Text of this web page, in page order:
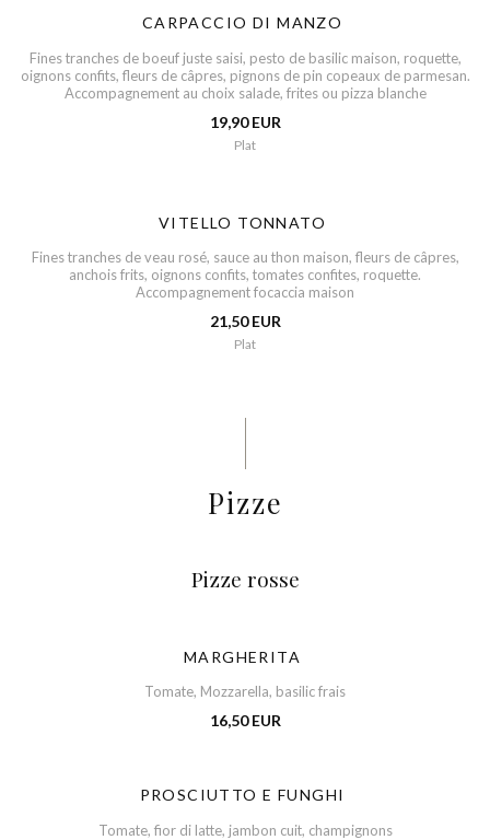
CARPACCIO DI MANZO
Fines tranches de boeuf juste saisi, pesto de basilic maison, roquette,
oignons confits, fleurs de câpres, pignons de pin copeaux de parmesan.
Accompagnement au choix salade, frites ou pizza blanche
19,90 EUR
Plat
VITELLO TONNATO
Fines tranches de veau rosé, sauce au thon maison, fleurs de câpres,
anchois frits, oignons confits, tomates confites, roquette.
Accompagnement focaccia maison
21,50 EUR
Plat
Pizze
Pizze rosse
MARGHERITA
Tomate, Mozzarella, basilic frais
16,50 EUR
PROSCIUTTO E FUNGHI
Tomate, fior di latte, jambon cuit, champignons